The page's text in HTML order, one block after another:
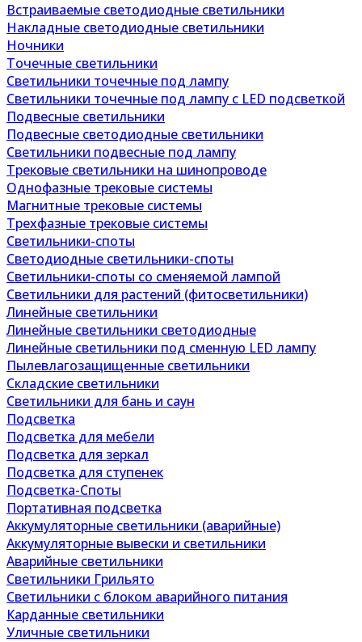
Встраиваемые светодиодные светильники
Накладные светодиодные светильники
Ночники
Точечные светильники
Светильники точечные под лампу
Светильники точечные под лампу с LED подсветкой
Подвесные светильники
Подвесные светодиодные светильники
Светильники подвесные под лампу
Трековые светильники на шинопроводе
Однофазные трековые системы
Магнитные трековые системы
Трехфазные трековые системы
Светильники-споты
Светодиодные светильники-споты
Светильники-споты со сменяемой лампой
Светильники для растений (фитосветильники)
Линейные светильники
Линейные светильники светодиодные
Линейные светильники под сменную LED лампу
Пылевлагозащищенные светильники
Складские светильники
Светильники для бань и саун
Подсветка
Подсветка для мебели
Подсветка для зеркал
Подсветка для ступенек
Подсветка-Споты
Портативная подсветка
Аккумуляторные светильники (аварийные)
Аккумуляторные вывески и светильники
Аварийные светильники
Светильники Грильято
Светильники с блоком аварийного питания
Карданные светильники
Уличные светильники